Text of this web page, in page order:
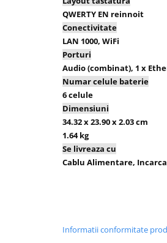
QWERTY EN reinnoit
Conectivitate
LAN 1000, WiFi
Porturi
Audio (combinat), 1 x
Numar celule baterie
6 celule
Dimensiuni
34.32 x 23.90 x 2.03 cm
1.64 kg
Se livreaza cu
Cablu Alimentare,
Informatii conformitate